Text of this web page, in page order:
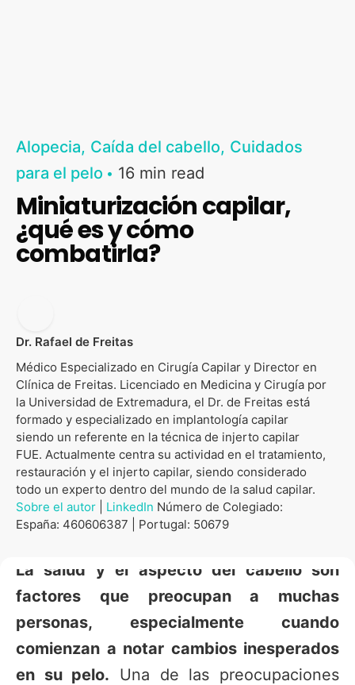
Alopecia Caída del cabello Cuidados
para el pelo
16 min read
Miniaturización capilar,
¿qué es y cómo
combatirla?
Dr. Rafael de Freitas
Médico Especializado en Cirugía Capilar y Director en
Clínica de Freitas. Licenciado en Medicina y Cirugía por
la Universidad de Extremadura, el Dr. de Freitas está
formado y especializado en implantología capilar
siendo un referente en la técnica de injerto capilar
FUE. Actualmente centra su actividad en el tratamiento,
restauración y el injerto capilar, siendo considerado
todo un experto dentro del mundo de la salud capilar.
Sobre el autor
LinkedIn Número de Colegiado:
España: 460606387 | Portugal: 50679
La salud y el aspecto del cabello son
factores que preocupan a muchas
personas, especialmente cuando
comienzan a notar cambios inesperados
en su pelo. Una de las preocupaciones